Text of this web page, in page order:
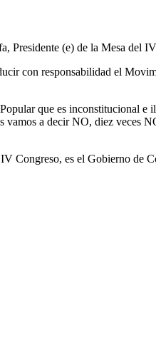
Presidente (e) de la Mesa del
con responsabilidad el
que es inconstitucional
a decir NO, diez veces
Congreso, es el Gobierno de